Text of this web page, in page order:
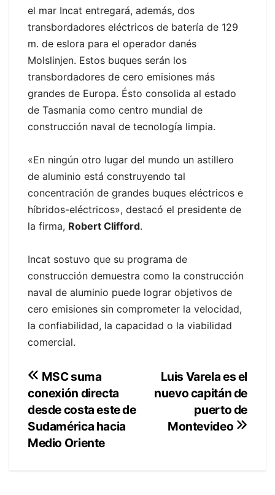
el mar Incat entregará, además, dos
transbordadores eléctricos de batería de 129
m. de eslora para el operador danés
Molslinjen. Estos buques serán los
transbordadores de cero emisiones más
grandes de Europa. Ésto consolida al estado
de Tasmania como centro mundial de
construcción naval de tecnología limpia.
«En ningún otro lugar del mundo un astillero
de aluminio está construyendo tal
concentración de grandes buques eléctricos e
híbridos-eléctricos», destacó el presidente de
la firma, Robert Clifford.
Incat sostuvo que su programa de
construcción demuestra como la construcción
naval de aluminio puede lograr objetivos de
cero emisiones sin comprometer la velocidad,
la confiabilidad, la capacidad o la viabilidad
comercial.
Navegación
de
entradas
Luis Varela es el
nuevo capitán de
puerto de
Montevideo
MSC suma
conexión directa
desde costa este de
Sudamérica hacia
Medio Oriente